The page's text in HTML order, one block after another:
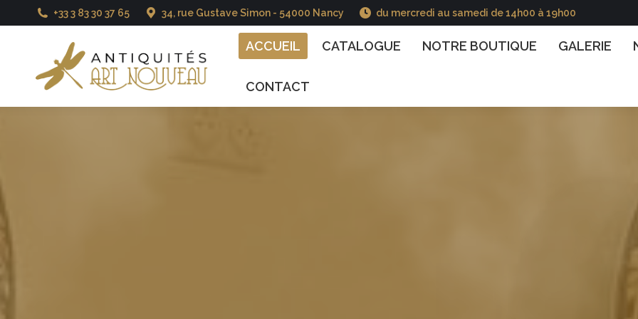
+33 3 83 30 37 65 34, rue Gustave Simon - 54000 Nancy du mercredi au samedi de 14h00 à 19h00
ACCUEIL CATALOGUE NOTRE BOUTIQUE GALERIE
CONTACT
ACCUEIL CATALOGUE NOTRE BOUTIQUE GALERIE NOS